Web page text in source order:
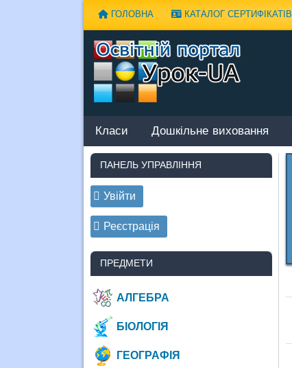
ГОЛОВНА КАТАЛОГ СЕРТИФІКАТІВ
Класи Дошкільне виховання
ПАНЕЛЬ УПРАВЛІННЯ
Увійти
Реєстрація
ПРЕДМЕТИ
АЛГЕБРА
БІОЛОГІЯ
ГЕОГРАФІЯ